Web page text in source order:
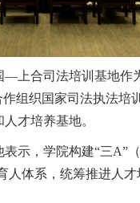
上合司法培训基地作
组织国家司法执法培
才培养基地。
，学院构建“三A”（
人体系，统筹推进